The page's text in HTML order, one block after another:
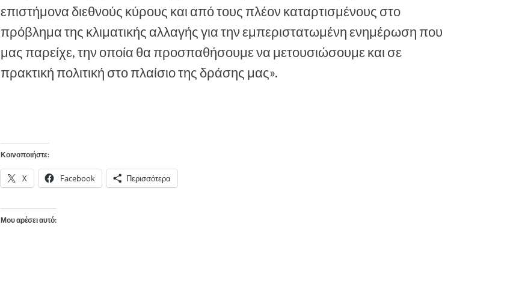
επιστήμονα διεθνούς κύρους και από τους πλέον καταρτισμένους στο
πρόβλημα της κλιματικής αλλαγής για την εμπεριστατωμένη ενημέρωση που
μας παρείχε, την οποία θα προσπαθήσουμε να μετουσιώσουμε και σε
πρακτική πολιτική στο πλαίσιο της δράσης μας».
Κοινοποιήστε:
X Facebook Περισσότερα
Μου αρέσει αυτό: